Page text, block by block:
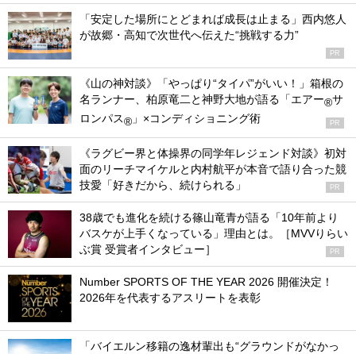
「安定した場所にとどまれば成長は止まる」西内悠人
が故郷・高知で次世代へ伝えた“挑戦する力”
PR
《山の神対談》「やっぱり“タイパ”がいい！」箱根の
名ランナー、柏原竜二と神野大地が語る「エアー®サ
ロンパス® 」×コンディショニング術 PR
《ラグビー界と体操界の同学年レジェンド対談》初対
面のリーチマイケルと内村航平が本音で語り合った競
技愛「好きだから、続けられる」
PR
38歳でも進化を続ける篠山竜青が語る「10年前より
バスケが上手くなっている」理由とは。［MVVりらい
ぶ賞 受賞者インタビュー］
PR
Number SPORTS OF THE YEAR 2026 開催決定！
2026年を代表するアスリートを表彰
「バイエルン移籍の逸材輩出も“グラウンドがなかっ